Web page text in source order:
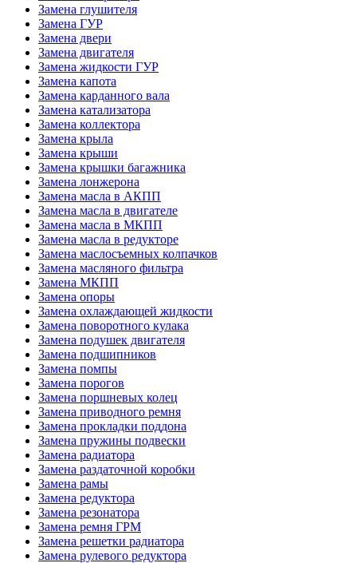
Замена глушителя
Замена ГУР
Замена двери
Замена двигателя
Замена жидкости ГУР
Замена капота
Замена карданного вала
Замена катализатора
Замена коллектора
Замена крыла
Замена крыши
Замена крышки багажника
Замена лонжерона
Замена масла в АКПП
Замена масла в двигателе
Замена масла в МКПП
Замена масла в редукторе
Замена маслосъемных колпачков
Замена масляного фильтра
Замена МКПП
Замена опоры
Замена охлаждающей жидкости
Замена поворотного кулака
Замена подушек двигателя
Замена подшипников
Замена помпы
Замена порогов
Замена поршневых колец
Замена приводного ремня
Замена прокладки поддона
Замена пружины подвески
Замена радиатора
Замена раздаточной коробки
Замена рамы
Замена редуктора
Замена резонатора
Замена ремня ГРМ
Замена решетки радиатора
Замена рулевого редуктора